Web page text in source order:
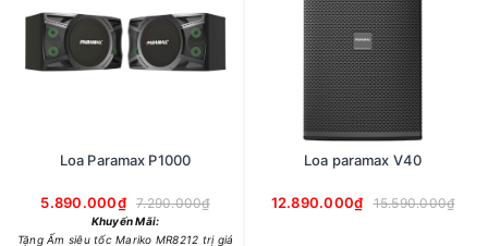
Loa Paramax P1000
5.890.000₫ 7.290.000₫
Khuyến Mãi:
Tặng Ấm siêu tốc Mariko MR8212 trị giá
Loa paramax V40
12.890.000₫ 15.590.000₫